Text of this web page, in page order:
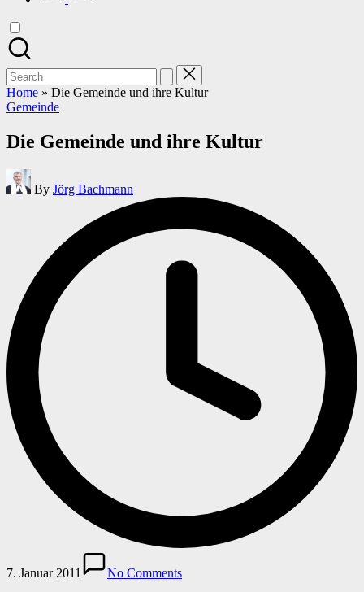
Search
for:
Home » Die Gemeinde und ihre Kultur
Posted
Gemeinde
Die Gemeinde und ihre Kultur
Posted
by
By Jörg Bachmann
7. Januar 2011
No Comments